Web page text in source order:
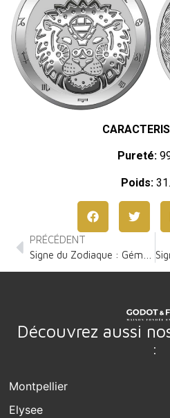
Pureté:
Poids:
PRÉCÉDENT
Découvrez aussi
:
Montpellier
Elysee